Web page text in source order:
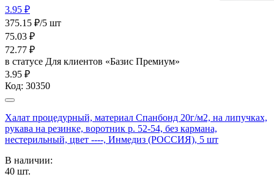
3.95 ₽
375.15 ₽/5 шт
75.03 ₽
72.77 ₽
в статусе Для клиентов «Базис Премиум»
3.95 ₽
Код: 30350
Халат процедурный, материал Спанбонд 20г/м2, на липучках,
рукава на резинке, воротник р. 52-54, без кармана,
нестерильный, цвет ----, Инмедиз (РОССИЯ), 5 шт
В наличии:
40 шт.